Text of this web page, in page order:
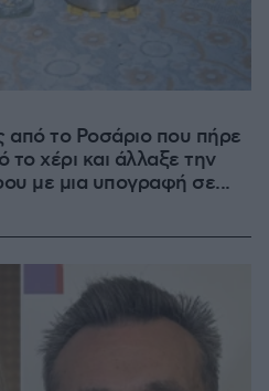
το Ροσάριο που πήρε
το χέρι και άλλαξε την
με μια υπογραφή σε...